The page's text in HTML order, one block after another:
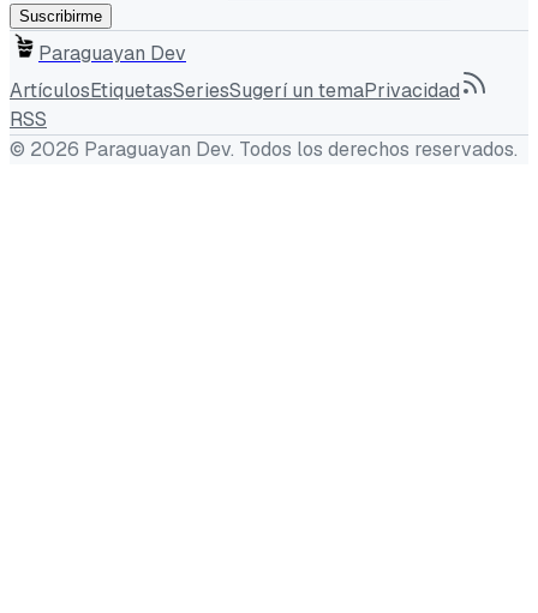
Suscribirme
Paraguayan Dev
ArtículosEtiquetasSeriesSugerí un temaPrivacidad
RSS
© 2026 Paraguayan Dev. Todos los derechos reservados.